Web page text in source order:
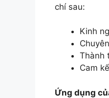
chí sau:
Kinh
Thành
Cam
Ứng dụng